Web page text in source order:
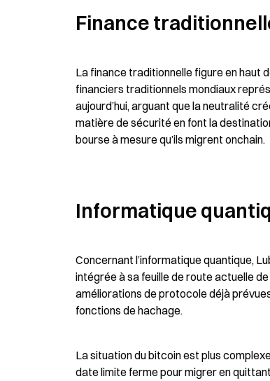
Finance
La finance traditionnelle figure en haut
financiers traditionnels mondiaux
aujourd’hui, arguant que la neutralité
matière de sécurité en font la
bourse à mesure qu’ils migrent onchain.
Informatique
Concernant l’informatique quantique,
intégrée à sa feuille de route actuelle
améliorations de protocole déjà
fonctions de hachage.
La situation du bitcoin est plus
date limite ferme pour migrer en